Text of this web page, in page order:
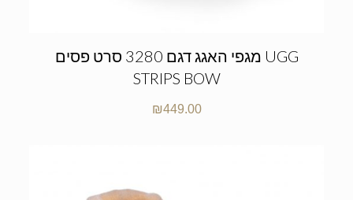
מגפי האגג דגם 3280 סרט פסים UGG
STRIPS BOW
₪449.00